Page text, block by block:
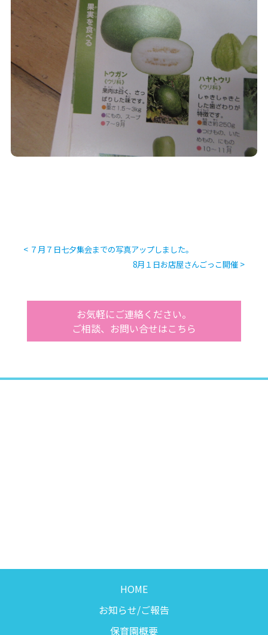
< ７月７日七夕集会までの写真アップしました。
8月１日お店屋さんごっこ開催 >
お気軽にご連絡ください。
ご相談、お問い合せはこちら
HOME
お知らせ/ご報告
保育園概要